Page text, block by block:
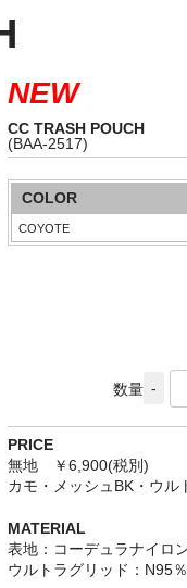
NEW
CC TRASH POUCH
(BAA-2517)
COLOR
数量
PRICE
無地 ￥6,900(税別)
カモ・メッシュBK・ウ
MATERIAL
表地：コーデュラナイロ
ウルトラグリッド：N95